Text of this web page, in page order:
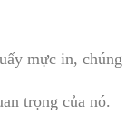
mực in, chúng
trọng của nó.